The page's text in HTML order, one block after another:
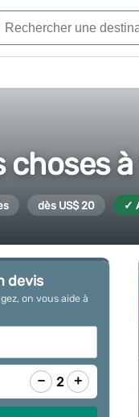
choses
dès US$ 20 ✓
devis
on vous aide à
− 2 +